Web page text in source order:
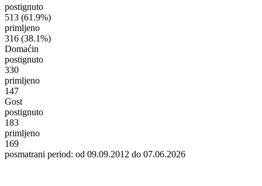
postignuto
513 (61.9%)
primljeno
316 (38.1%)
Domaćin
postignuto
330
primljeno
147
Gost
postignuto
183
primljeno
169
posmatrani period: od 09.09.2012 do 07.06.2026